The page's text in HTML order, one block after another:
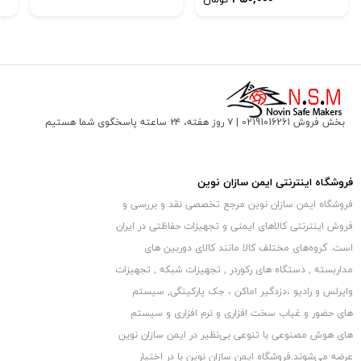
هاردهای اینترنال به دلیل اینکه از طریق کابل SATA اطلاعات را انتقال
می‌دهند از سرعت بالاتری نسبت به هاردهای اکسترنال برخوردار
می‌باشند. جنس بدنه این محصول از فلز و پلاستیک مقاومی ساخته
ظرفیت خوب این هارد دیسک و مصرف برق پایینی که دارد توجه
کاربران بسیاری را به خود جلب کرده و برای مصارف اداری، آموزشی،
خانگی و … گزینه مناسبی می‌باشد.
هارد دوربین مداربسته
بخش فروش 02191016261 | ۷ روز هفته، ۲۴ ساعته پاسخگوی شما هستیم
فروشگاه اینترنتی ایمن سازان نوین
فروشگاه ایمن سازان نوین مرجع تخصصی نقد و بررسی و
فروش اینترنتی کالاهای ایمنی و تجهیزات حفاظتی در ایران
است. گروه‏‏‌های مختلف کالا مانند کالای دوربین های
مداربسته , دستگاه های رکوردر , تجهیزات شبکه , تجهیزات
وایرلس و رادیو ،دزدگیر اماکن ، جک پارکینگی, سیستم
های حضور و غیاب سخت افزاری و نرم افزاری و سیستم
های هوش مصنوعی با تنوعی بی‌نظیر در ایمن سازان نوین
عرضه می‏‏‏‌شوند.فروشگاه ایمن سازان نوین با در اختیار